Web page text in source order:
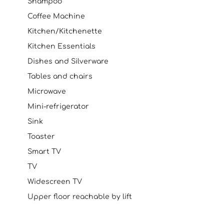
Coffee Machine
Kitchen/Kitchenette
Kitchen Essentials
Dishes and Silverware
Tables and chairs
Microwave
Mini-refrigerator
Sink
Toaster
Smart TV
TV
Widescreen TV
Upper floor reachable by lift